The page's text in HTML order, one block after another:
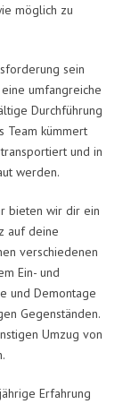
möglich zu
sein
umfangreiche
Durchführung
Team kümmert
und in
werden.
bieten wir dir ein
auf deine
verschiedenen
Ein- und
und Demontage
Gegenständen.
Umzug von
Erfahrung